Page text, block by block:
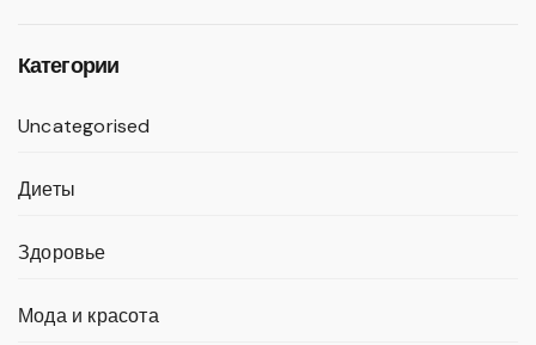
Категории
Uncategorised
Диеты
Здоровье
Мода и красота